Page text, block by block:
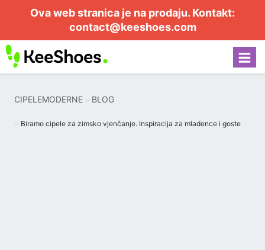
Ova web stranica je na prodaju. Kontakt:
contact@keeshoes.com
CIPELEMODERNE BLOG
Biramo cipele za zimsko vjenčanje. Inspiracija za mladence i goste